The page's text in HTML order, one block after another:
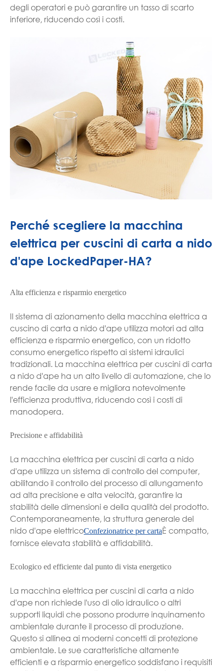
degli operatori e può garantire un tasso di scarto
inferiore, riducendo così i costi.
Perché scegliere la macchina
elettrica per cuscini di carta a nido
d'ape LockedPaper-HA?
Alta efficienza e risparmio energetico
Il sistema di azionamento della macchina elettrica a
cuscino di carta a nido d'ape utilizza motori ad alta
efficienza e risparmio energetico, con un ridotto
consumo energetico rispetto ai sistemi idraulici
tradizionali. La macchina elettrica per cuscini di carta
a nido d'ape ha un alto livello di automazione, che lo
rende facile da usare e migliora notevolmente
l'efficienza produttiva, riducendo così i costi di
manodopera.
Precisione e affidabilità
La macchina elettrica per cuscini di carta a nido
d'ape utilizza un sistema di controllo del computer,
abilitando il controllo del processo di allungamento
ad alta precisione e alta velocità, garantire la
stabilità delle dimensioni e della qualità del prodotto.
Contemporaneamente, la struttura generale del
nido d'ape elettricoConfezionatrice per cartaÈ compatto,
fornisce elevata stabilità e affidabilità.
Ecologico ed efficiente dal punto di vista energetico
La macchina elettrica per cuscini di carta a nido
d'ape non richiede l'uso di olio idraulico o altri
supporti liquidi che possono produrre inquinamento
ambientale durante il processo di produzione.
Questo si allinea ai moderni concetti di protezione
ambientale. Le sue caratteristiche altamente
efficienti e a risparmio energetico soddisfano i requisiti